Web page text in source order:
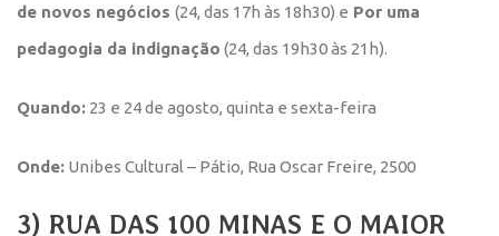
de novos negócios (24, das 17h às 18h30) e Por uma
pedagogia da indignação (24, das 19h30 às 21h).
Quando: 23 e 24 de agosto, quinta e sexta-feira
Onde: Unibes Cultural – Pátio, Rua Oscar Freire, 2500
3) RUA DAS 100 MINAS E O MAIOR